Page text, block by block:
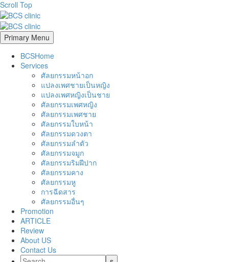
Scroll Top
Primary Menu
BCSHome
Services
ศัลยกรรมหน้าอก
แปลงเพศชายเป็นหญิง
แปลงเพศหญิงเป็นชาย
ศัลยกรรมเพศหญิง
ศัลยกรรมเพศชาย
ศัลยกรรมใบหน้า
ศัลยกรรมดวงตา
ศัลยกรรมลำตัว
ศัลยกรรมจมูก
ศัลยกรรมริมฝีปาก
ศัลยกรรมคาง
ศัลยกรรมหู
การฉีดสาร
ศัลยกรรมอื่นๆ
Promotion
ARTICLE
Review
About US
Contact Us